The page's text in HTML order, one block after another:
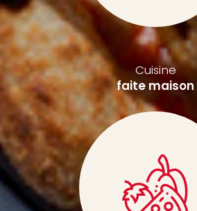
Cuisine
faite maison